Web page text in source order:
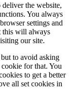
deliver the website,
You always
settings and
this will always
our site.
to avoid asking
for that. You
to get a better
all set cookies in